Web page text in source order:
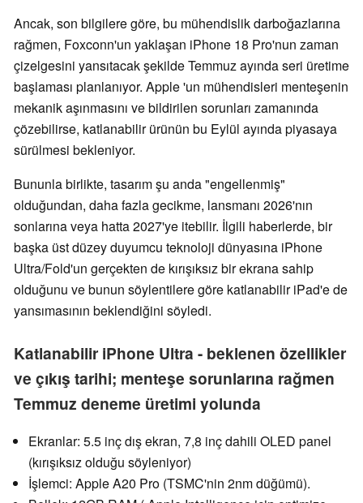
Ancak, son bilgilere göre, bu mühendislik darboğazlarına
rağmen, Foxconn'un yaklaşan iPhone 18 Pro'nun zaman
çizelgesini yansıtacak şekilde Temmuz ayında seri üretime
başlaması planlanıyor. Apple 'un mühendisleri menteşenin
mekanik aşınmasını ve bildirilen sorunları zamanında
çözebilirse, katlanabilir ürünün bu Eylül ayında piyasaya
sürülmesi bekleniyor.
Bununla birlikte, tasarım şu anda "engellenmiş"
olduğundan, daha fazla gecikme, lansmanı 2026'nın
sonlarına veya hatta 2027'ye itebilir. İlgili haberlerde, bir
başka üst düzey duyumcu teknoloji dünyasına iPhone
Ultra/Fold'un gerçekten de kırışıksız bir ekrana sahip
olduğunu ve bunun söylentilere göre katlanabilir iPad'e de
yansımasının beklendiğini söyledi.
Katlanabilir iPhone Ultra - beklenen özellikler
ve çıkış tarihi; menteşe sorunlarına rağmen
Temmuz deneme üretimi yolunda
Ekranlar: 5.5 inç dış ekran, 7,8 inç dahili OLED panel
(kırışıksız olduğu söyleniyor)
İşlemci: Apple A20 Pro (TSMC'nin 2nm düğümü).